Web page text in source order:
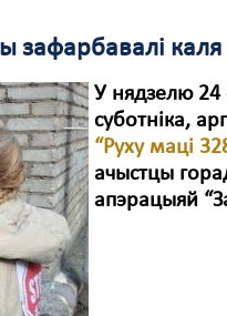
зафарбавалі каля
У нядзелю 24
суботніка,
“Руху маці
ачыстцы
апэрацыяй